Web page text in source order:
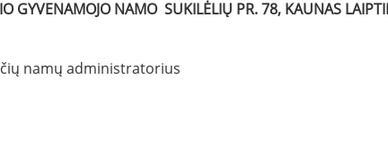
GYVENAMOJO NAMO SUKILĖLIŲ PR. 78, KAUNAS
namų administratorius